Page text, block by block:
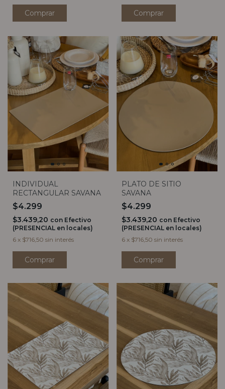
INDIVIDUAL
RECTANGULAR SAVANA
$4.299
$3.439,20 con Efectivo
(PRESENCIAL en locales)
6 x $716,50 sin interés
PLATO DE SITIO
SAVANA
$4.299
$3.439,20 con Efectivo
(PRESENCIAL en locales)
6 x $716,50 sin interés